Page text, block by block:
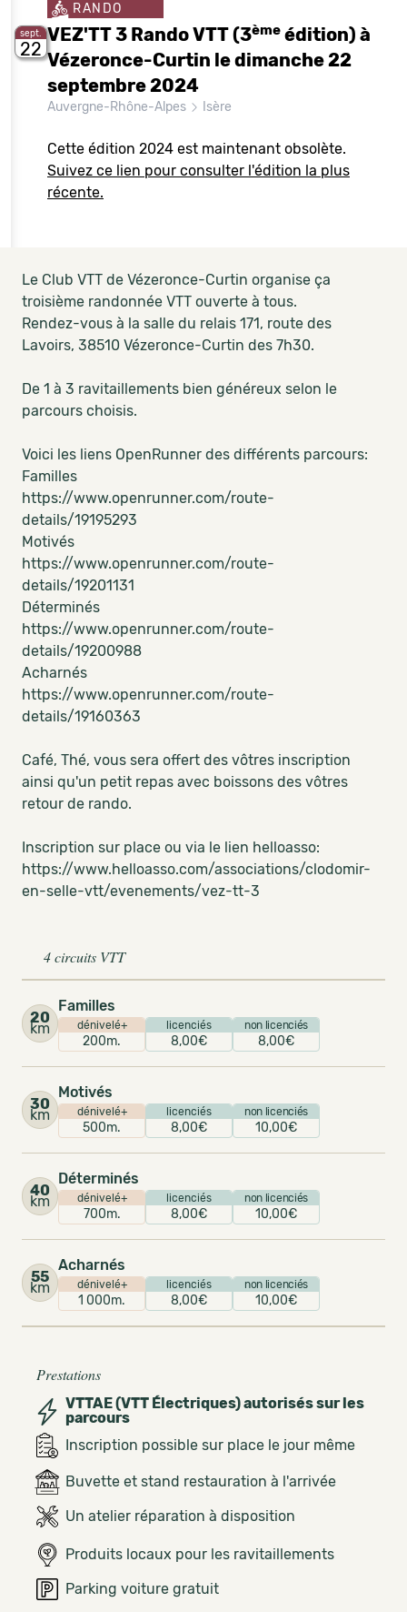
sept.
22
RANDO
VEZ'TT 3 Rando VTT (3ème édition) à
Vézeronce-Curtin le dimanche 22
septembre 2024
Auvergne-Rhône-Alpes Isère
Cette édition 2024 est maintenant obsolète.
Suivez ce lien pour consulter l'édition la plus
récente.
Le Club VTT de Vézeronce-Curtin organise ça
troisième randonnée VTT ouverte à tous.
Rendez-vous à la salle du relais 171, route des
Lavoirs, 38510 Vézeronce-Curtin des 7h30.
De 1 à 3 ravitaillements bien généreux selon le
parcours choisis.
Voici les liens OpenRunner des différents parcours:
Familles
https://www.openrunner.com/route-
details/19195293
Motivés
https://www.openrunner.com/route-
details/19201131
Déterminés
https://www.openrunner.com/route-
details/19200988
Acharnés
https://www.openrunner.com/route-
details/19160363
Café, Thé, vous sera offert des vôtres inscription
ainsi qu'un petit repas avec boissons des vôtres
retour de rando.
Inscription sur place ou via le lien helloasso:
https://www.helloasso.com/associations/clodomir-
en-selle-vtt/evenements/vez-tt-3
4 circuits VTT
20
km
Familles
dénivelé+
200m.
licenciés
8,00€
non licenciés
8,00€
30
km
Motivés
dénivelé+
500m.
licenciés
8,00€
non licenciés
10,00€
40
km
Déterminés
dénivelé+
700m.
licenciés
8,00€
non licenciés
10,00€
55
km
Acharnés
dénivelé+
1 000m.
licenciés
8,00€
non licenciés
10,00€
Prestations
VTTAE (VTT Électriques) autorisés sur les
parcours
Inscription possible sur place le jour même
Buvette et stand restauration à l'arrivée
Un atelier réparation à disposition
Produits locaux pour les ravitaillements
Parking voiture gratuit